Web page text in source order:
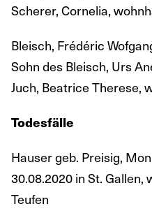
Scherer, Cornelia,
Bleisch, Frédéric
Sohn des Bleisch, Urs
Juch, Beatrice Therese,
Todesfälle
Hauser geb. Preisig,
30.08.2020 in St. Gallen,
Teufen